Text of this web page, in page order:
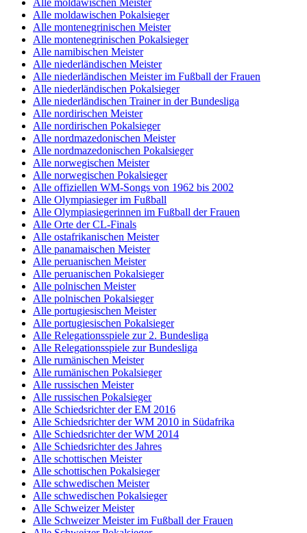
Alle moldawischen Pokalsieger
Alle montenegrinischen Meister
Alle montenegrinischen Pokalsieger
Alle namibischen Meister
Alle niederländischen Meister
Alle niederländischen Meister im Fußball der Frauen
Alle niederländischen Pokalsieger
Alle niederländischen Trainer in der Bundesliga
Alle nordirischen Meister
Alle nordirischen Pokalsieger
Alle nordmazedonischen Meister
Alle nordmazedonischen Pokalsieger
Alle norwegischen Meister
Alle norwegischen Pokalsieger
Alle offiziellen WM-Songs von 1962 bis 2002
Alle Olympiasieger im Fußball
Alle Olympiasiegerinnen im Fußball der Frauen
Alle Orte der CL-Finals
Alle ostafrikanischen Meister
Alle panamaischen Meister
Alle peruanischen Meister
Alle peruanischen Pokalsieger
Alle polnischen Meister
Alle polnischen Pokalsieger
Alle portugiesischen Meister
Alle portugiesischen Pokalsieger
Alle Relegationsspiele zur 2. Bundesliga
Alle Relegationsspiele zur Bundesliga
Alle rumänischen Meister
Alle rumänischen Pokalsieger
Alle russischen Meister
Alle russischen Pokalsieger
Alle Schiedsrichter der EM 2016
Alle Schiedsrichter der WM 2010 in Südafrika
Alle Schiedsrichter der WM 2014
Alle Schiedsrichter des Jahres
Alle schottischen Meister
Alle schottischen Pokalsieger
Alle schwedischen Meister
Alle schwedischen Pokalsieger
Alle Schweizer Meister
Alle Schweizer Meister im Fußball der Frauen